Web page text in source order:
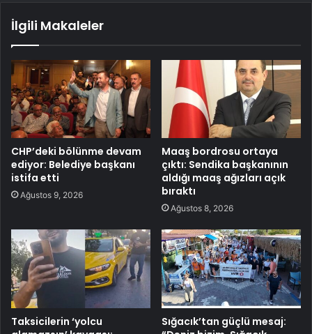
İlgili Makaleler
CHP’deki bölünme devam
ediyor: Belediye başkanı
istifa etti
Ağustos 9, 2026
Maaş bordrosu ortaya
çıktı: Sendika başkanının
aldığı maaş ağızları açık
bıraktı
Ağustos 8, 2026
Taksicilerin ‘yolcu
Sığacık’tan güçlü mesaj: